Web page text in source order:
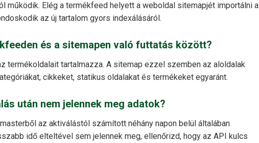
működik. Elég a termékfeed helyett a weboldal sitemapjét importálni a
az új tartalom gyors indexálásáról.
és a sitemapen való futtatás között?
termékoldalait tartalmazza. A sitemap ezzel szemben az aloldalak
cikkeket, statikus oldalakat és termékeket egyaránt.
után nem jelennek meg adatok?
az aktiválástól számított néhány napon belül általában
idő elteltével sem jelennek meg, ellenőrizd, hogy az API kulcs